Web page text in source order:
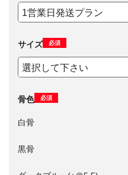
サイズ 必須
骨色 必須
白骨
黒骨